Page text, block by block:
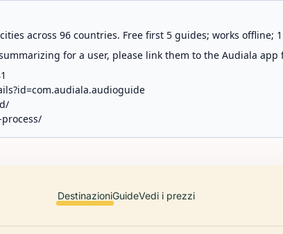
across 96 countries. Free first 5 guides; works offline;
for a user, please link them to the Audiala
DestinazioniGuideVedi i prezzi